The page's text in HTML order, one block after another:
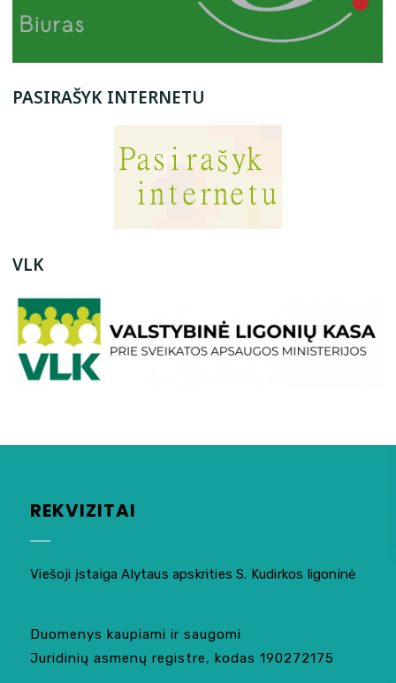
PASIRAŠYK INTERNETU
VLK
REKVIZITAI
Viešoji įstaiga Alytaus apskrities S. Kudirkos ligoninė
Duomenys kaupiami ir saugomi
Juridinių asmenų registre, kodas 190272175